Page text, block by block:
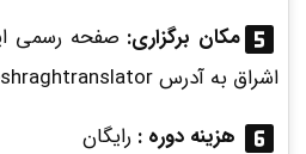
مکان برگزاری: صفحه رسمی
اشراق به آدرس eshraghtranslator@
هزینه دوره : رایگان